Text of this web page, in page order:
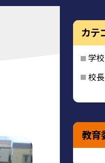
カテ
学
校
教育